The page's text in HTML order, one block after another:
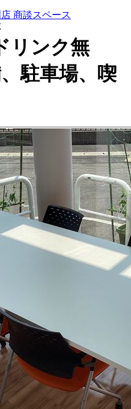
商談スペース
リンク無
駐車場、喫